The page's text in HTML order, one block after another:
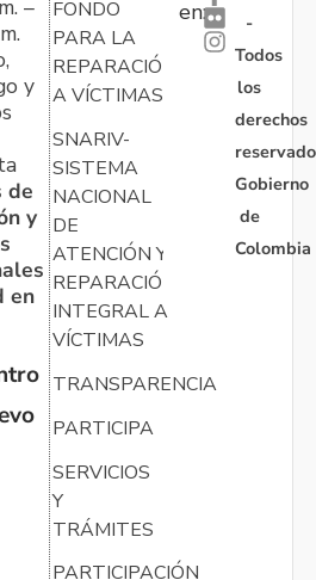
–
y
de
y
en
FONDO
PARA LA
REPARACIÓN
A VÍCTIMAS
SNARIV-
SISTEMA
NACIONAL
DE
ATENCIÓN Y
REPARACIÓN
INTEGRAL A
VÍCTIMAS
TRANSPARENCIA
PARTICIPA
SERVICIOS
Y
TRÁMITES
PARTICIPACIÓN
en:
-
Todos
los
derechos
Gobierno
de
Colombia